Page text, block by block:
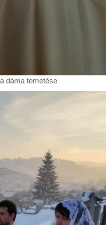
dáma temetése